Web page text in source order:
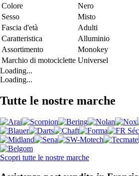
Colore
Nero
Sesso
Misto
Fascia d'età
Adulti
Caratteristica
Alluminio
Assortimento
Monokey
Marchio di motociclette Universel
Loading...
Loading...
Tutte le nostre marche
Scopri tutte le nostre marche